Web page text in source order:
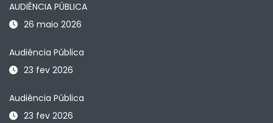
AUDIÊNCIA PÚBLICA
26 maio 2026
Audiência Pública
23 fev 2026
Audiência Pública
23 fev 2026